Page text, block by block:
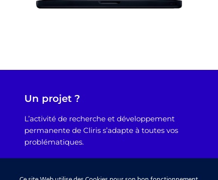
Un projet ?
L’activité de recherche et développement
permanente de Cliris s’adapte à toutes vos
problématiques.